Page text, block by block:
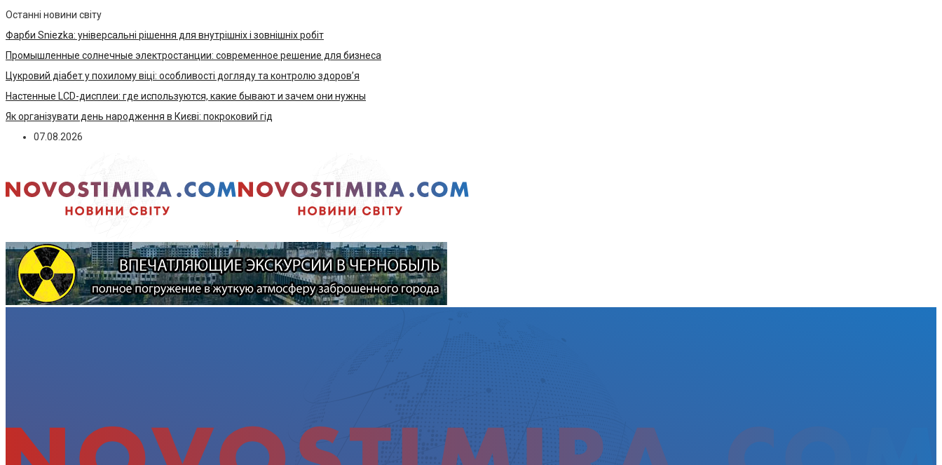
Останні новини світу
Фарби Sniezka: універсальні рішення для внутрішніх і зовнішніх робіт
Промышленные солнечные электростанции: современное решение для бизнеса
Цукровий діабет у похилому віці: особливості догляду та контролю здоров’я
Настенные LCD-дисплеи: где используются, какие бывают и зачем они нужны
Як організувати день народження в Києві: покроковий гід
07.08.2026